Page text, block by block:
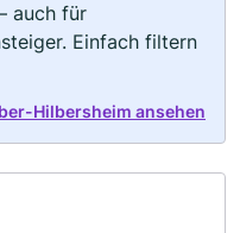
auch für
Einfach filtern
Hilbersheim ansehen